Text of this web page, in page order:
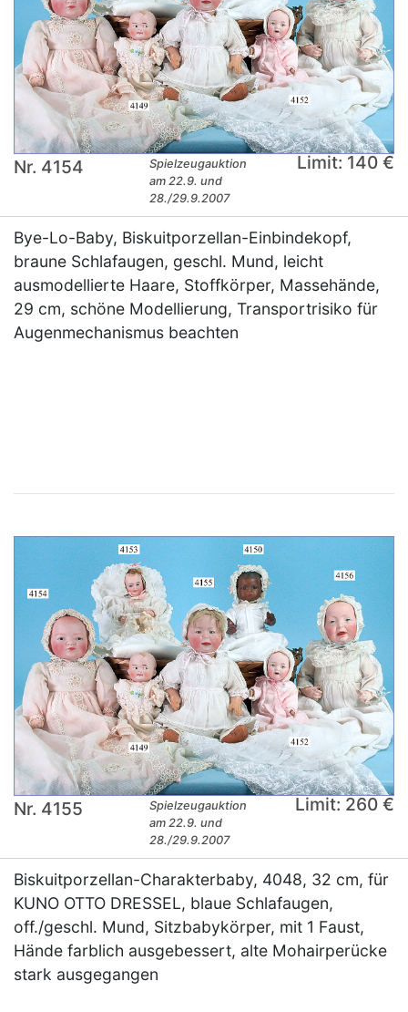
Nr. 4154
Spielzeugauktion
am 22.9. und
28./29.9.2007
Limit: 140 €
Bye-Lo-Baby, Biskuitporzellan-Einbindekopf,
braune Schlafaugen, geschl. Mund, leicht
ausmodellierte Haare, Stoffkörper, Massehände,
29 cm, schöne Modellierung, Transportrisiko für
Augenmechanismus beachten
Nr. 4155
Spielzeugauktion
am 22.9. und
28./29.9.2007
Limit: 260 €
Biskuitporzellan-Charakterbaby, 4048, 32 cm, für
KUNO OTTO DRESSEL, blaue Schlafaugen,
off./geschl. Mund, Sitzbabykörper, mit 1 Faust,
Hände farblich ausgebessert, alte Mohairperücke
stark ausgegangen